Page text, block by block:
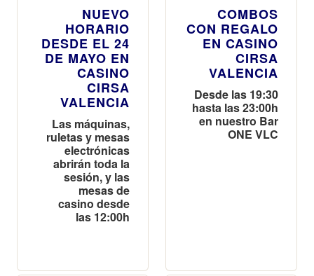
NUEVO
HORARIO
DESDE EL 24
DE MAYO EN
CASINO
CIRSA
VALENCIA
Las máquinas,
ruletas y mesas
electrónicas
abrirán toda la
sesión, y las
mesas de
casino desde
las 12:00h
COMBOS
CON REGALO
EN CASINO
CIRSA
VALENCIA
Desde las 19:30
hasta las 23:00h
en nuestro Bar
ONE VLC